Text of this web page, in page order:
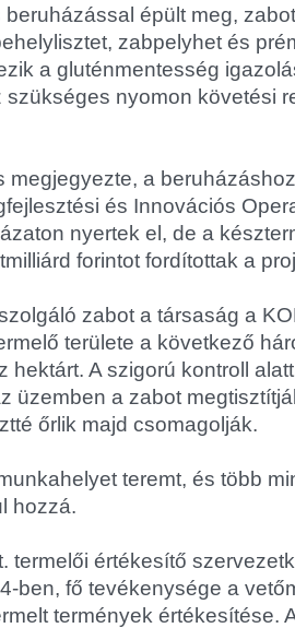
épült meg,
zabpelyhet és
a gluténmentesség
nyomon követési
megjegyezte, a
és Innovációs
nyertek el, de a
forintot fordítottak a
zabot a társaság a
területe a következő
hektárt. A szigorú kontroll
üzemben a zabot
őrlik majd csomagolják.
teremt, és több
hozzá.
termelői értékesítő
ben, fő tevékenysége a
termények értékesítése.